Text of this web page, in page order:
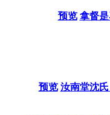
预览 拿督
预览 汝南堂沈